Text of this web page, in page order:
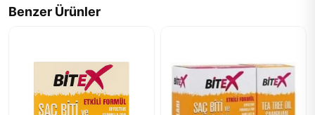
Benzer Ürünler